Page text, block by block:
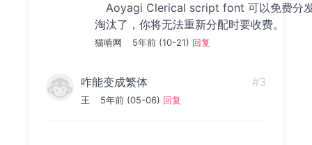
Aoyagi Clerical script font 可以免费分
淘汰了，你将无法重新分配时要收费。
猫啃网 5年前 (10-21) 回复
咋能变成繁体
王 5年前 (05-06) 回复
#3